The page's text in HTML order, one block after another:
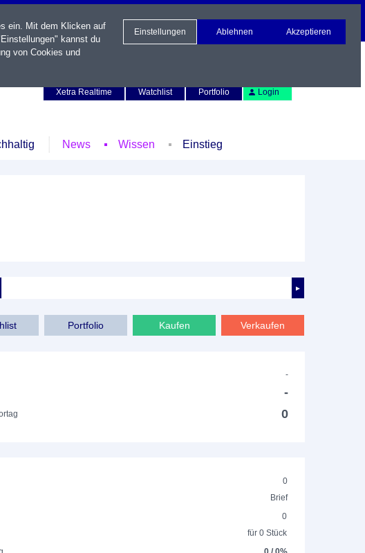
Xetra Realtime
Watchlist Portfolio Login
News Wissen Einstieg
►
Portfolio Kaufen Verkaufen
-
-
0
0
Brief
0
für 0 Stück
ein. Mit dem Klicken auf
kannst du
von Cookies und
Einstellungen Ablehnen Akzeptieren